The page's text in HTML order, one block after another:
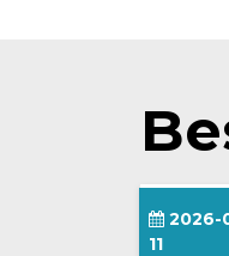
2026-
11